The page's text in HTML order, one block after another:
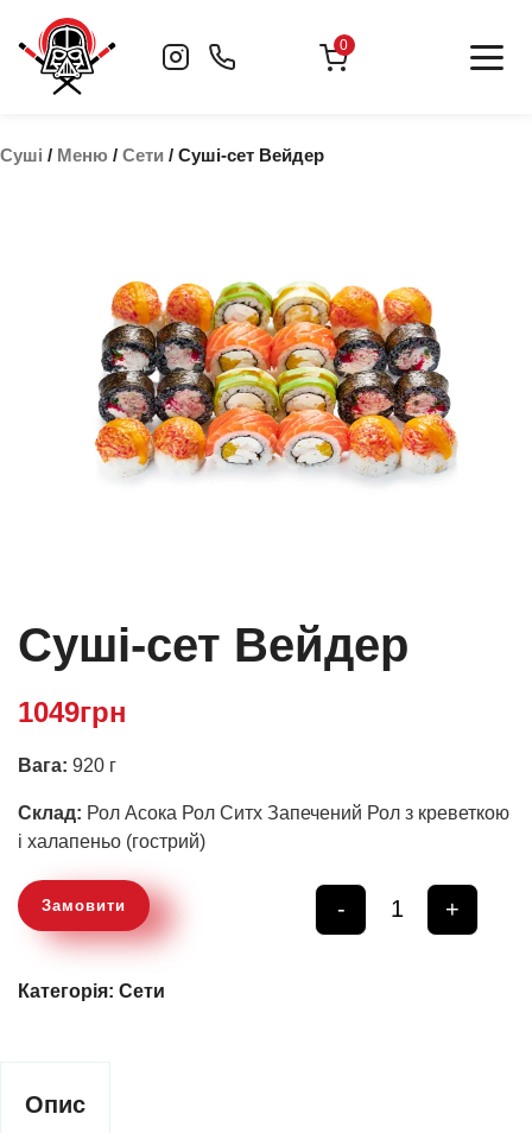
content
0
Суші / Меню / Сети / Суші-сет Вейдер
Суші-сет Вейдер
1049грн
Вага: 920 г
Склад: Рол Асока Рол Ситх Запечений Рол з креветкою
і халапеньо (гострий)
Quantity
- +
Замовити
Категорія: Сети
Опис